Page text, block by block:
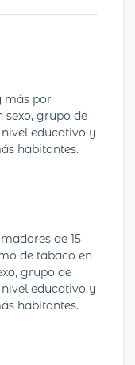
más por
sexo, grupo de
educativo y
habitantes.
de 15
de tabaco en
grupo de
educativo y
habitantes.